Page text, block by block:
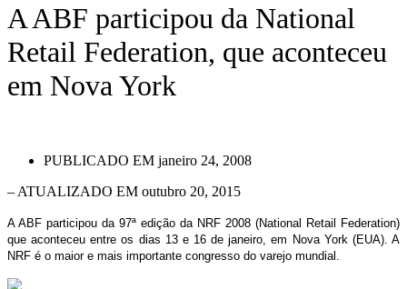
A ABF participou da National
Retail Federation, que aconteceu
em Nova York
PUBLICADO EM janeiro 24, 2008
– ATUALIZADO EM outubro 20, 2015
A ABF participou da 97ª edição da NRF 2008 (National Retail Federation)
que aconteceu entre os dias 13 e 16 de janeiro, em Nova York (EUA). A
NRF é o maior e mais importante congresso do varejo mundial.